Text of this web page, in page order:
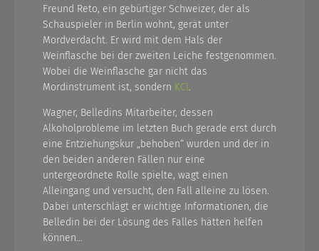
Freund Reto, ein gebürtiger Schweizer, der als
Schauspieler in Berlin wohnt, gerät unter
Mordverdacht. Er wird mit dem Hals der
Weinflasche bei der zweiten Leiche festgenommen.
Wobei die Weinflasche gar nicht das
Mordinstrument ist, sondern KCl.
Wagner, Belledins Mitarbeiter, dessen
Alkoholprobleme im letzten Buch gerade erst durch
eine Entziehungskur „behoben“ wurden und der in
den beiden anderen Fällen nur eine
untergeordnete Rolle spielte, wagt einen
Alleingang und versucht, den Fall alleine zu lösen.
Dabei unterschlägt er wichtige Informationen, die
Belledin bei der Lösung des Falles hätten helfen
können…